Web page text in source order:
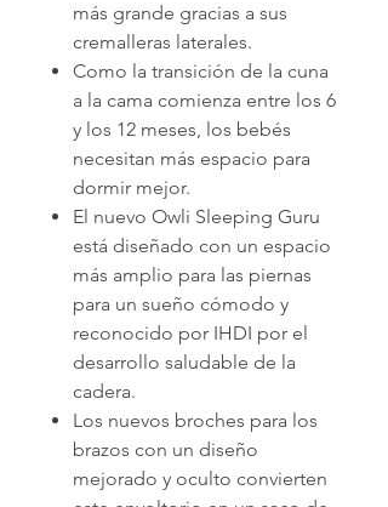
más grande gracias a sus
cremalleras laterales.
Como la transición de la cuna
a la cama comienza entre los 6
y los 12 meses, los bebés
necesitan más espacio para
dormir mejor.
El nuevo Owli Sleeping Guru
está diseñado con un espacio
más amplio para las piernas
para un sueño cómodo y
reconocido por IHDI por el
desarrollo saludable de la
cadera.
Los nuevos broches para los
brazos con un diseño
mejorado y oculto convierten